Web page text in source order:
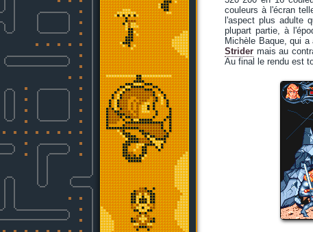
couleurs à l'écran
l'aspect plus adulte
plupart partie, à
Michèle Baque, qui
Strider mais au
Au final le rendu est